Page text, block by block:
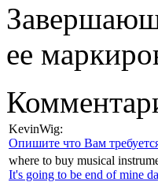
ее
KevinWig:
Опишите что Вам
where to buy musical
It's going to be end of mine